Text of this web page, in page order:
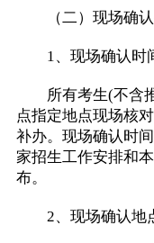
（二）现场确认
1、现场确认时
所有考生(不含推
点指定地点现场核
补办。现场确认时
家招生工作安排和
布。
2、现场确认地